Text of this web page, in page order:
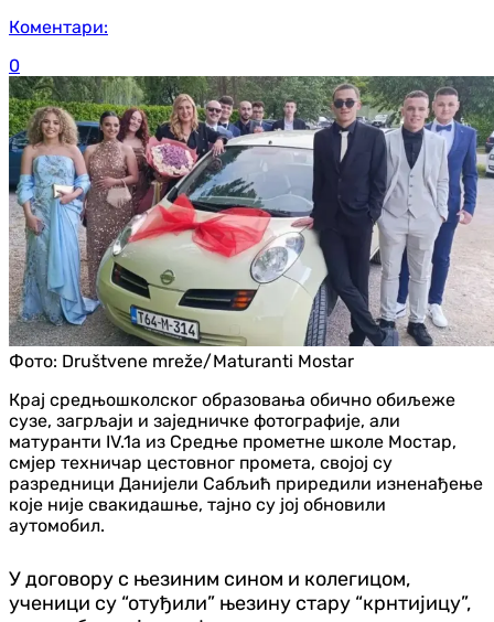
Коментари:
0
Фото: Društvene mreže/Maturanti Mostar
Крај средњошколског образовања обично обиљеже
сузе, загрљаји и заједничке фотографије, али
матуранти IV.1а из Средње прометне школе Мостар,
смјер техничар цестовног промета, својој су
разредници Данијели Сабљић приредили изненађење
које није свакидашње, тајно су јој обновили
аутомобил.
У договору с њезиним сином и колегицом,
ученици су “отуђили” њезину стару “крнтијицу”,